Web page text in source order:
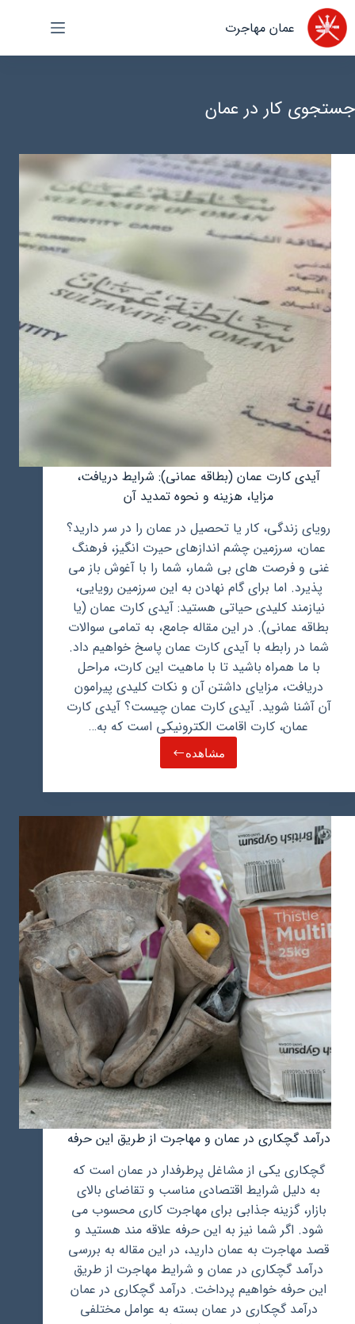
پرش
به
محتوا
عمان مهاجرت
جستجوی کار در عمان
آیدی کارت عمان (بطاقه عمانی): شرایط دریافت،
مزایا، هزینه و نحوه تمدید آن
رویای زندگی، کار یا تحصیل در عمان را در سر دارید؟
عمان، سرزمین چشم اندازهای حیرت انگیز، فرهنگ
غنی و فرصت های بی شمار، شما را با آغوش باز می
پذیرد. اما برای گام نهادن به این سرزمین رویایی،
نیازمند کلیدی حیاتی هستید: آیدی کارت عمان (یا
بطاقه عمانی). در این مقاله جامع، به تمامی سوالات
شما در رابطه با آیدی کارت عمان پاسخ خواهیم داد.
با ما همراه باشید تا با ماهیت این کارت، مراحل
دریافت، مزایای داشتن آن و نکات کلیدی پیرامون
آن آشنا شوید. آیدی کارت عمان چیست؟ آیدی کارت
عمان، کارت اقامت الکترونیکی است که به…
مشاهده
آیدی
عمان
عمانی):
شرایط
دریافت،
مزایا،
هزینه
و
نحوه
تمدید
آن
درآمد گچکاری در عمان و مهاجرت از طریق این حرفه
گچکاری یکی از مشاغل پرطرفدار در عمان است که
به دلیل شرایط اقتصادی مناسب و تقاضای بالای
بازار، گزینه جذابی برای مهاجرت کاری محسوب می
شود. اگر شما نیز به این حرفه علاقه مند هستید و
قصد مهاجرت به عمان دارید، در این مقاله به بررسی
درآمد گچکاری در عمان و شرایط مهاجرت از طریق
این حرفه خواهیم پرداخت. درآمد گچکاری در عمان
درآمد گچکاری در عمان بسته به عوامل مختلفی